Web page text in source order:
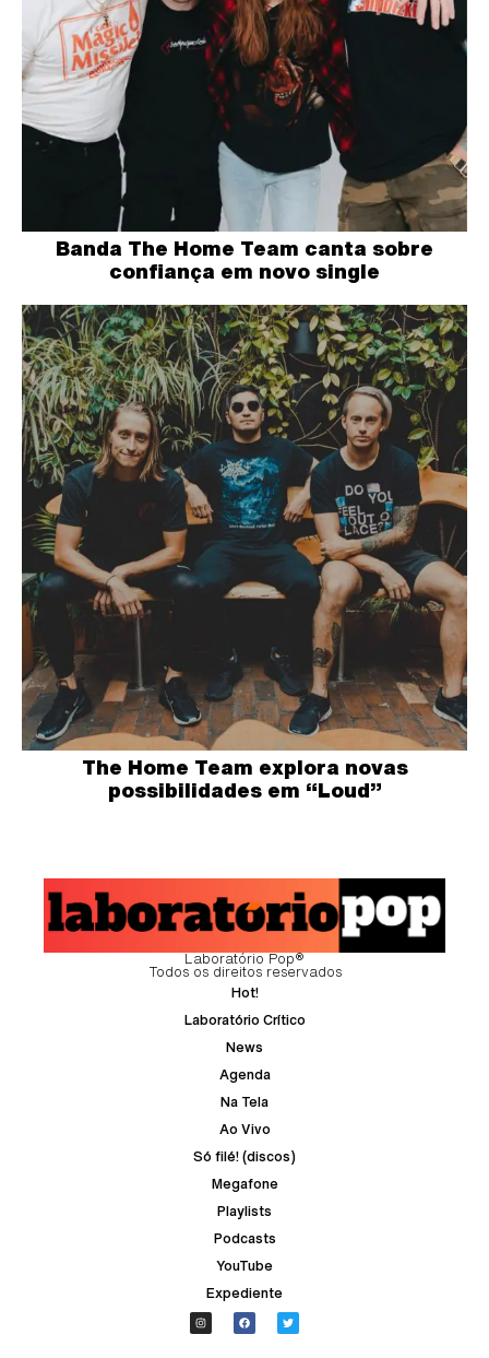
Banda The Home Team canta sobre
confiança em novo single
The Home Team explora novas
possibilidades em “Loud”
Laboratório Pop®
Todos os direitos reservados
Hot!
Laboratório Crítico
News
Agenda
Na Tela
Ao Vivo
Só filé! (discos)
Megafone
Playlists
Podcasts
YouTube
Expediente